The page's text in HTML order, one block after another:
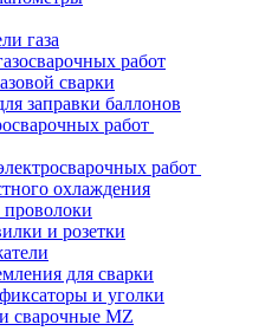
газа
работ
сварки
заправки баллонов
работ
работ
охлаждения
и розетки
для сварки
и уголки
сварочные MZ